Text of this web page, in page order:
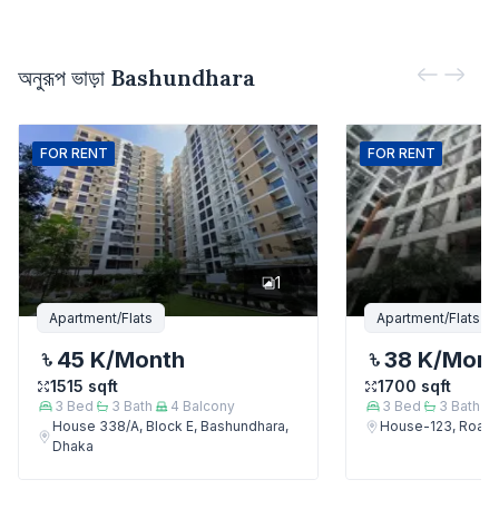
অনুরূপ ভাড়া Bashundhara
FOR RENT
1
Apartment/Flats
45 K/Month
1515 sqft
3 Bed 3 Bath 4 Balcony
House 338/A, Block E, Bashundhara,
Dhaka
FOR RENT
Apartment/Flats
38 K/
1700 sqft
3 Bed 3 Bath
House-123,